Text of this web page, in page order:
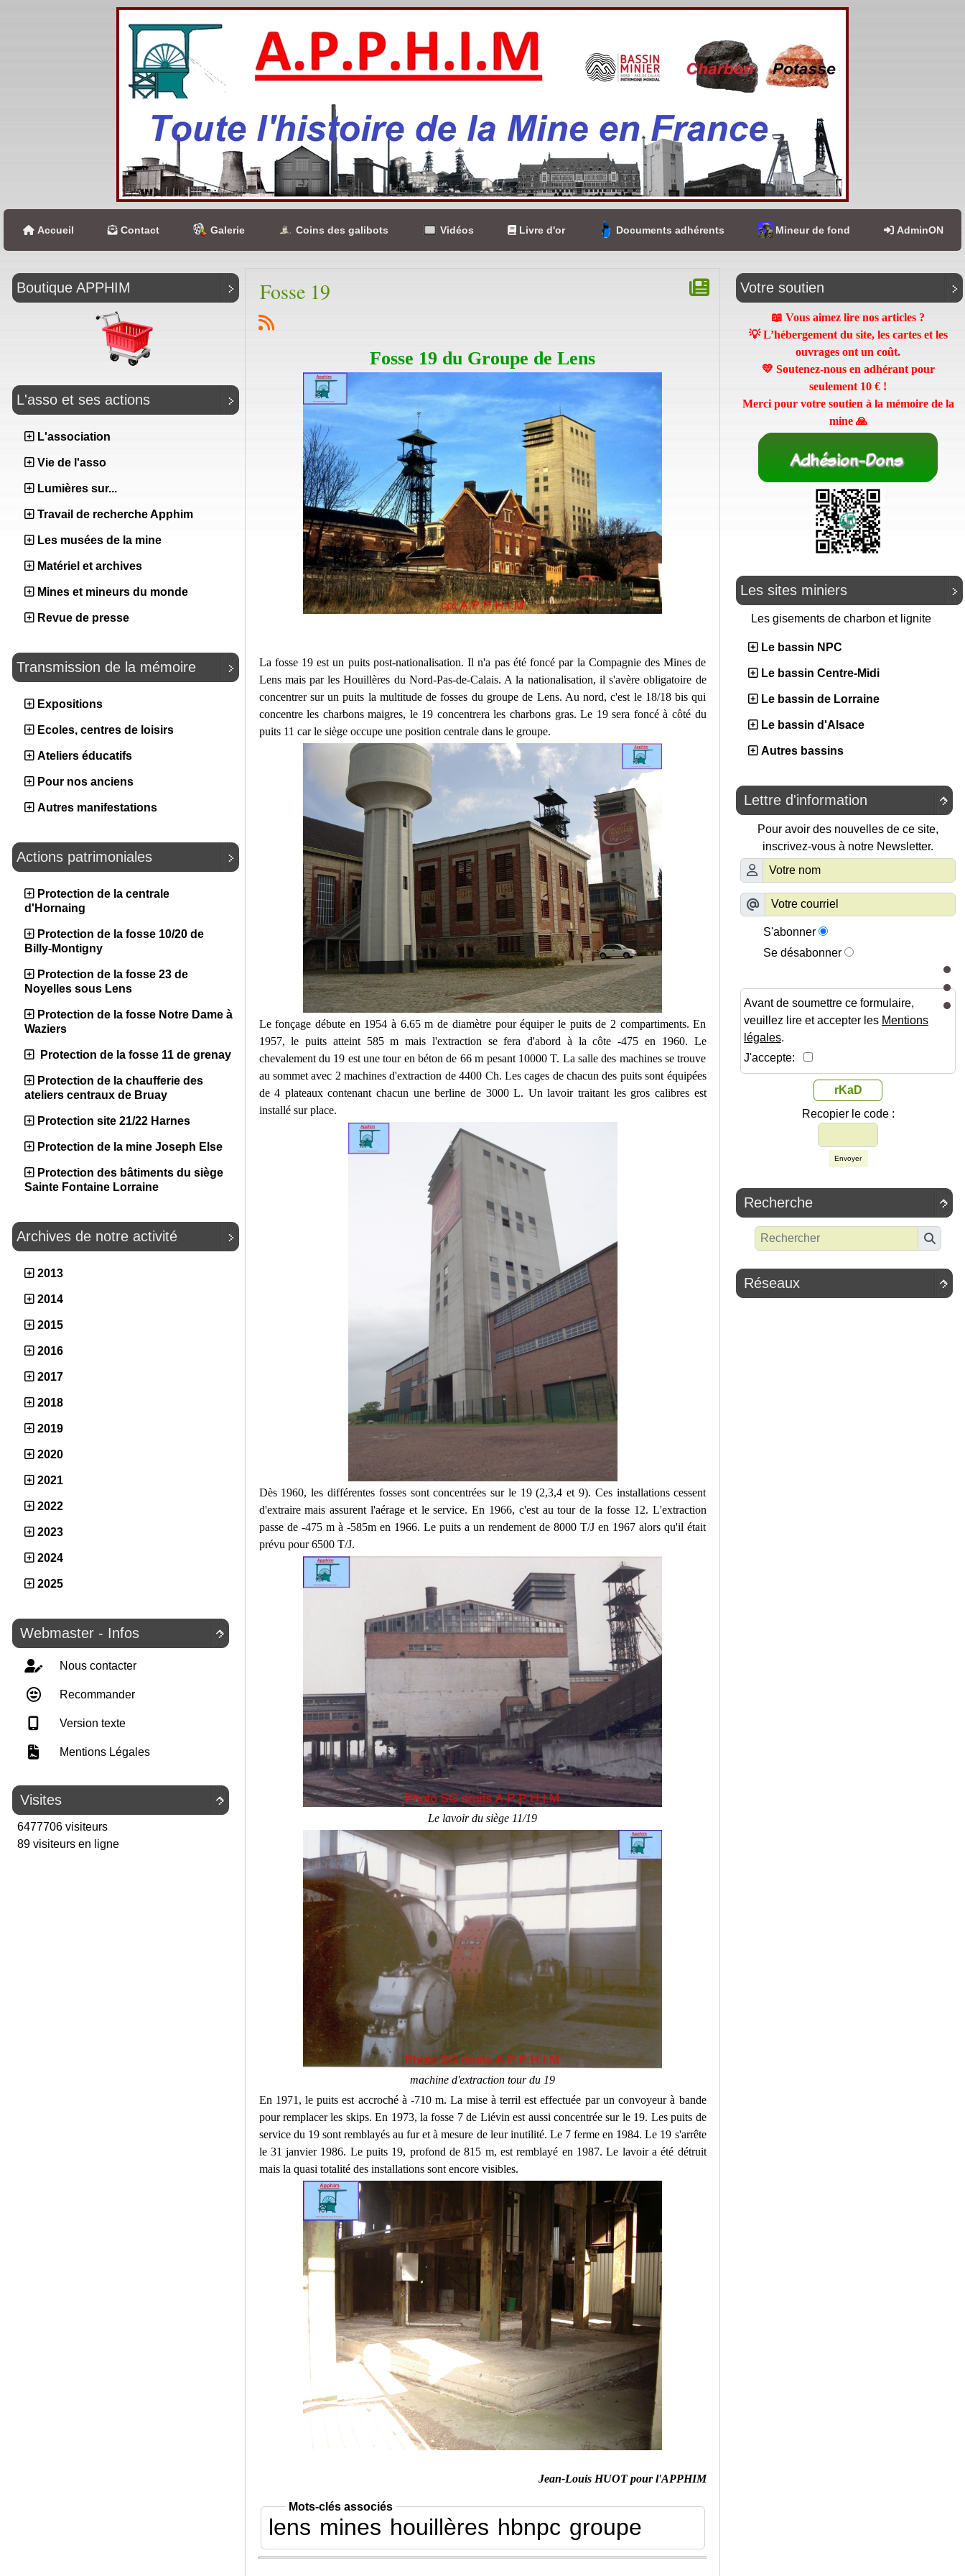
Accueil Contact Galerie Coins des galibots Vidéos Livre d'or Documents adhérents Mineur de fond AdminON
Boutique APPHIM
L'asso et ses actions
L'association
Vie de l'asso
Lumières sur...
Travail de recherche Apphim
Les musées de la mine
Matériel et archives
Mines et mineurs du monde
Revue de presse
Transmission de la mémoire
Expositions
Ecoles, centres de loisirs
Ateliers éducatifs
Pour nos anciens
Autres manifestations
Actions patrimoniales
Protection de la centrale
d'Hornaing
Protection de la fosse 10/20 de
Billy-Montigny
Protection de la fosse 23 de
Noyelles sous Lens
Protection de la fosse Notre Dame à
Waziers
Protection de la fosse 11 de grenay
Protection de la chaufferie des
ateliers centraux de Bruay
Protection site 21/22 Harnes
Protection de la mine Joseph Else
Protection des bâtiments du siège
Sainte Fontaine Lorraine
Archives de notre activité
2013
2014
2015
2016
2017
2018
2019
2020
2021
2022
2023
2024
2025

Webmaster - Infos
Nous contacter
Recommander
Version texte
Mentions Légales

Visites
6477706 visiteurs
89 visiteurs en ligne
Fosse 19
Fosse 19 du Groupe de Lens
La fosse 19 est un puits post-nationalisation. Il n'a pas été foncé par la Compagnie des Mines de
Lens mais par les Houillères du Nord-Pas-de-Calais. A la nationalisation, il s'avère obligatoire de
concentrer sur un puits la multitude de fosses du groupe de Lens. Au nord, c'est le 18/18 bis qui
concentre les charbons maigres, le 19 concentrera les charbons gras. Le 19 sera foncé à côté du
puits 11 car le siège occupe une position centrale dans le groupe.
Le fonçage débute en 1954 à 6.65 m de diamètre pour équiper le puits de 2 compartiments. En
1957, le puits atteint 585 m mais l'extraction se fera d'abord à la côte -475 en 1960. Le
chevalement du 19 est une tour en béton de 66 m pesant 10000 T. La salle des machines se trouve
au sommet avec 2 machines d'extraction de 4400 Ch. Les cages de chacun des puits sont équipées
de 4 plateaux contenant chacun une berline de 3000 L. Un lavoir traitant les gros calibres est
installé sur place.
Dès 1960, les différentes fosses sont concentrées sur le 19 (2,3,4 et 9). Ces installations cessent
d'extraire mais assurent l'aérage et le service. En 1966, c'est au tour de la fosse 12. L'extraction
passe de -475 m à -585m en 1966. Le puits a un rendement de 8000 T/J en 1967 alors qu'il était
prévu pour 6500 T/J.
Le lavoir du siège 11/19
machine d'extraction tour du 19
En 1971, le puits est accroché à -710 m. La mise à terril est effectuée par un convoyeur à bande
pour remplacer les skips. En 1973, la fosse 7 de Liévin est aussi concentrée sur le 19. Les puits de
service du 19 sont remblayés au fur et à mesure de leur inutilité. Le 7 ferme en 1984. Le 19 s'arrête
le 31 janvier 1986. Le puits 19, profond de 815 m, est remblayé en 1987. Le lavoir a été détruit
mais la quasi totalité des installations sont encore visibles.
Jean-Louis HUOT pour l'APPHIM
Mots-clés associés
lens mines houillères hbnpc groupe
Votre soutien
📖 Vous aimez lire nos articles ?
💡 L’hébergement du site, les cartes et les
ouvrages ont un coût.
💛 Soutenez-nous en adhérant pour
seulement 10 € !
Merci pour votre soutien à la mémoire de la
mine 🙏
Les sites miniers
Les gisements de charbon et lignite
Le bassin NPC
Le bassin Centre-Midi
Le bassin de Lorraine
Le bassin d'Alsace
Autres bassins

Lettre d'information
Pour avoir des nouvelles de ce site,
inscrivez-vous à notre Newsletter.
S'abonner
Se désabonner
Avant de soumettre ce formulaire,
veuillez lire et accepter les Mentions
légales.
J'accepte:
rKaD
Recopier le code :
Envoyer

Recherche

Réseaux